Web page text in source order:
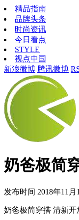
精品指南
品牌头条
时尚资讯
今日看点
STYLE
视点中国
新浪微博 腾讯微博
奶爸极简
发布时间 2018年11
奶爸极简穿搭 清新开